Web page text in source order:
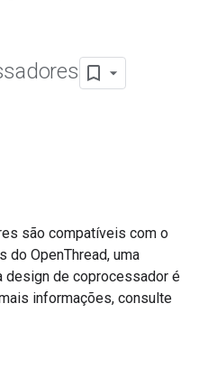
são compatíveis com o
do OpenThread, uma
design de coprocessador é
informações, consulte